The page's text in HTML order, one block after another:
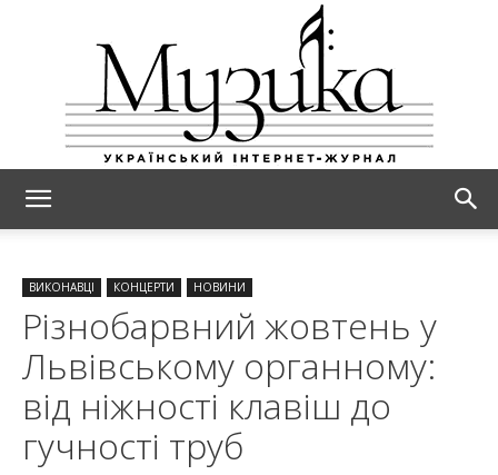
ВИКОНАВЦІ КОНЦЕРТИ НОВИНИ
Різнобарвний жовтень у
Львівському органному:
від ніжності клавіш до
гучності труб